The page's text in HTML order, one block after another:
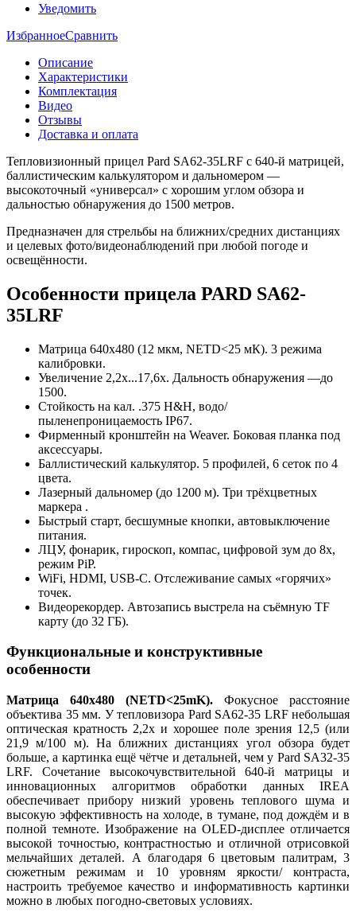
Уведомить
ИзбранноеСравнить
Описание
Характеристики
Комплектация
Видео
Отзывы
Доставка и оплата
Тепловизионный прицел Pard SA62-35LRF с 640-й матрицей,
баллистическим калькулятором и дальномером —
высокоточный «универсал» с хорошим углом обзора и
дальностью обнаружения до 1500 метров.
Предназначен для стрельбы на ближних/средних дистанциях
и целевых фото/видеонаблюдений при любой погоде и
освещённости.
Особенности прицела PARD SA62-
35LRF
Матрица 640x480 (12 мкм, NETD<25 мК). 3 режима
калибровки.
Увеличение 2,2x...17,6x. Дальность обнаружения —до
1500.
Стойкость на кал. .375 H&H, водо/
пыленепроницаемость IP67.
Фирменный кронштейн на Weaver. Боковая планка под
аксессуары.
Баллистический калькулятор. 5 профилей, 6 сеток по 4
цвета.
Лазерный дальномер (до 1200 м). Три трёхцветных
маркера .
Быстрый старт, бесшумные кнопки, автовыключение
питания.
ЛЦУ, фонарик, гироскоп, компас, цифровой зум до 8x,
режим PiP.
WiFi, HDMI, USB-C. Отслеживание самых «горячих»
точек.
Видеорекордер. Автозапись выстрела на съёмную TF
карту (до 32 ГБ).
Функциональные и конструктивные
особенности
Матрица 640x480 (NETD<25mK). Фокусное расстояние
объектива 35 мм. У тепловизора Pard SA62-35 LRF небольшая
оптическая кратность 2,2x и хорошее поле зрения 12,5 (или
21,9 м/100 м). На ближних дистанциях угол обзора будет
больше, а картинка ещё чётче и детальней, чем у Pard SA32-35
LRF. Сочетание высокочувствительной 640-й матрицы и
инновационных алгоритмов обработки данных IREA
обеспечивает прибору низкий уровень теплового шума и
высокую эффективность на холоде, в тумане, под дождём и в
полной темноте. Изображение на OLED-дисплее отличается
высокой точностью, контрастностью и отличной отрисовкой
мельчайших деталей. А благодаря 6 цветовым палитрам, 3
сюжетным режимам и 10 уровням яркости/ контраста,
настроить требуемое качество и информативность картинки
можно в любых погодно-световых условиях.